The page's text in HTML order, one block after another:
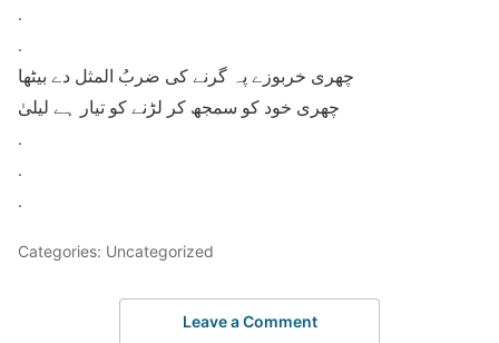
.
.
چھری خربوزے پہ گرنے کی ضربُ المثل دے بیٹھا
چھری خود کو سمجھ کر لڑنے کو تیار ہے لیلیٰ
.
.
.
Categories: Uncategorized
Leave a Comment